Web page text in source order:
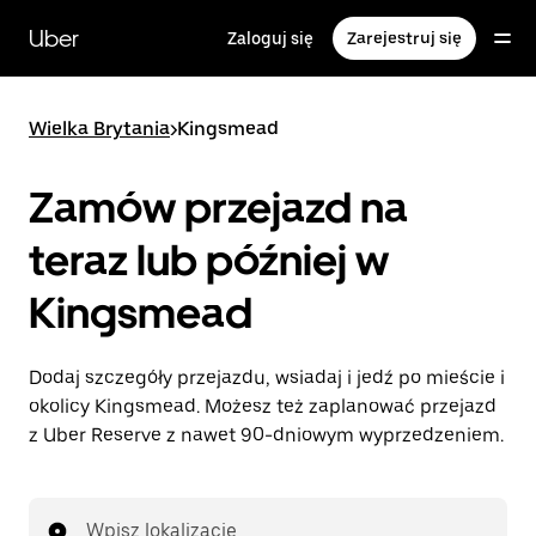
głównej
zawartości
Uber Zaloguj się Zarejestruj się
Wielka Brytania>Kingsmead
Zamów przejazd na
teraz lub później w
Kingsmead
Dodaj szczegóły przejazdu, wsiadaj i jedź po mieście i
okolicy Kingsmead. Możesz też zaplanować przejazd
z Uber Reserve z nawet 90-dniowym wyprzedzeniem.
Wpisz lokalizację